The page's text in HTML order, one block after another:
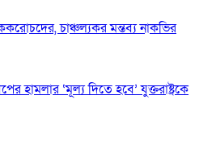
চাঞ্চল্যকর মন্তব্য নাকভির
হামলার ‘মূল্য দিতে হবে’ যুক্তরাষ্ট্রকে